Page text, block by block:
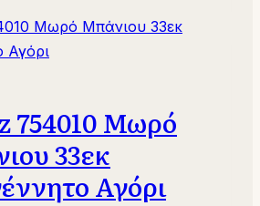
είναι:
€17.00.
754010 Μωρό
33εκ
Αγόρι